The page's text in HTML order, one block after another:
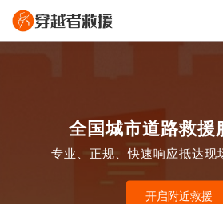
全国城市道路救援
专业、正规、快速响应抵达现
开启附近救援